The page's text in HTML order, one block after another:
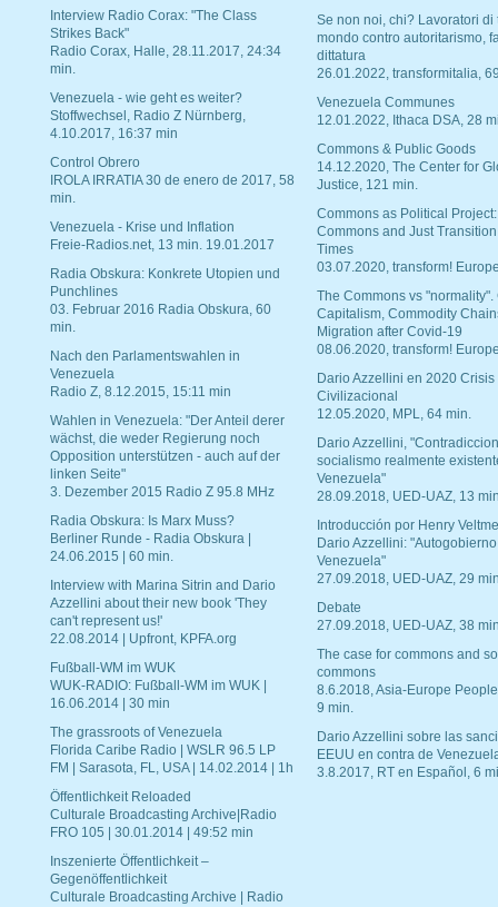
Interview Radio Corax: "The Class
Strikes Back"
Radio Corax, Halle, 28.11.2017, 24:34
min.
Venezuela - wie geht es weiter?
Stoffwechsel, Radio Z Nürnberg,
4.10.2017, 16:37 min
Control Obrero
IROLA IRRATIA 30 de enero de 2017, 58
min.
Venezuela - Krise und Inflation
Freie-Radios.net, 13 min. 19.01.2017
Radia Obskura: Konkrete Utopien und
Punchlines
03. Februar 2016 Radia Obskura, 60
min.
Nach den Parlamentswahlen in
Venezuela
Radio Z, 8.12.2015, 15:11 min
Wahlen in Venezuela: "Der Anteil derer
wächst, die weder Regierung noch
Opposition unterstützen - auch auf der
linken Seite"
3. Dezember 2015 Radio Z 95.8 MHz
Radia Obskura: Is Marx Muss?
Berliner Runde - Radia Obskura |
24.06.2015 | 60 min.
Interview with Marina Sitrin and Dario
Azzellini about their new book 'They
can't represent us!'
22.08.2014 | Upfront, KPFA.org
Fußball-WM im WUK
WUK-RADIO: Fußball-WM im WUK |
16.06.2014 | 30 min
The grassroots of Venezuela
Florida Caribe Radio | WSLR 96.5 LP
FM | Sarasota, FL, USA | 14.02.2014 | 1h
Öffentlichkeit Reloaded
Culturale Broadcasting Archive|Radio
FRO 105 | 30.01.2014 | 49:52 min
Inszenierte Öffentlichkeit –
Gegenöffentlichkeit
Culturale Broadcasting Archive | Radio
Se non noi, chi? Lavoratori di
mondo contro autoritarismo,
dittatura
26.01.2022, transformitalia,
Venezuela Communes
12.01.2022, Ithaca DSA, 28
Commons & Public Goods
14.12.2020, The Center for
Justice, 121 min.
Commons as Political Project:
Commons and Just
Times
03.07.2020, transform!
The Commons vs "normality".
Capitalism, Commodity
Migration after Covid-19
08.06.2020, transform!
Dario Azzellini en 2020 Crisis
Civilizacional
12.05.2020, MPL, 64 min.
Dario Azzellini,
socialismo realmente
Venezuela"
28.09.2018, UED-UAZ, 13
Introducción por Henry
Dario Azzellini:
Venezuela"
27.09.2018, UED-UAZ, 29
Debate
27.09.2018, UED-UAZ, 38
The case for commons and
commons
8.6.2018, Asia-Europe
9 min.
Dario Azzellini sobre las
EEUU en contra de
3.8.2017, RT en Español, 6